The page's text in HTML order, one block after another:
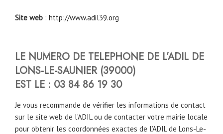
Site web : http://www.adil39.org
LE NUMERO DE TELEPHONE DE L’ADIL DE
LONS-LE-SAUNIER (39000)
EST LE : 03 84 86 19 30
Je vous recommande de vérifier les informations de contact
sur le site web de l’ADIL ou de contacter votre mairie locale
pour obtenir les coordonnées exactes de l’ADIL de Lons-Le-